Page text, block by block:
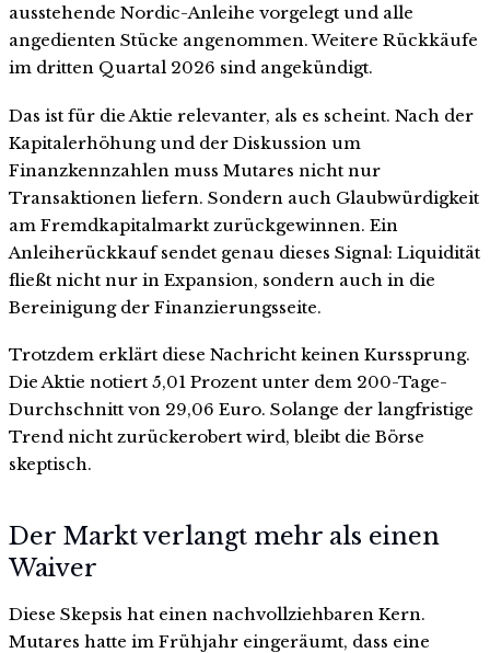
ausstehende Nordic-Anleihe vorgelegt und alle
angedienten Stücke angenommen. Weitere Rückkäufe
im dritten Quartal 2026 sind angekündigt.
Das ist für die Aktie relevanter, als es scheint. Nach der
Kapitalerhöhung und der Diskussion um
Finanzkennzahlen muss Mutares nicht nur
Transaktionen liefern. Sondern auch Glaubwürdigkeit
am Fremdkapitalmarkt zurückgewinnen. Ein
Anleiherückkauf sendet genau dieses Signal: Liquidität
fließt nicht nur in Expansion, sondern auch in die
Bereinigung der Finanzierungsseite.
Trotzdem erklärt diese Nachricht keinen Kurssprung.
Die Aktie notiert 5,01 Prozent unter dem 200-Tage-
Durchschnitt von 29,06 Euro. Solange der langfristige
Trend nicht zurückerobert wird, bleibt die Börse
skeptisch.
Der Markt verlangt mehr als einen
Waiver
Diese Skepsis hat einen nachvollziehbaren Kern.
Mutares hatte im Frühjahr eingeräumt, dass eine